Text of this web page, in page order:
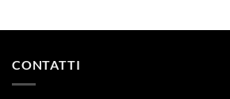
CONTATTI